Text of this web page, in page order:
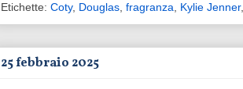
Etichette: Coty, Douglas, fragranza, Kylie Jenner,
25 febbraio 2025